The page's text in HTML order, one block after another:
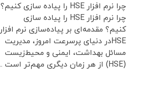
چرا نرم‌ افزار HSE را پیاده‌ سازی کنیم؟
چرا نرم‌ افزار HSE را پیاده‌ سازی
کنیم؟ مقدمه‌ای بر پیاده‌سازی نرم‌ افزار
HSEدر دنیای پرسرعت امروز، مدیریت
مسائل بهداشت، ایمنی و محیط‌زیست
(HSE) از هر زمان دیگری مهم‌تر است ...